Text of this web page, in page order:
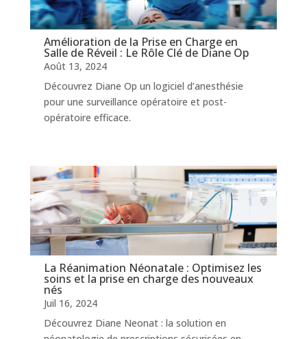
Amélioration de la Prise en Charge en
Salle de Réveil : Le Rôle Clé de Diane Op
Août 13, 2024
Découvrez Diane Op un logiciel d’anesthésie
pour une surveillance opératoire et post-
opératoire efficace.
La Réanimation Néonatale : Optimisez les
soins et la prise en charge des nouveaux
nés
Juil 16, 2024
Découvrez Diane Neonat : la solution en